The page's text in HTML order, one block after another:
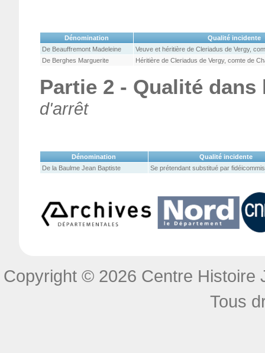
Dénomination
Qualité incidente
De Beauffremont Madeleine
Veuve et héritière de Cleriadus de Vergy,
De Berghes Marguerite
Héritière de Cleriadus de Vergy, comte de
Partie 2 - Qualité
d'arrêt
Dénomination
Qualité incidente
De la Baulme Jean Baptiste
Se prétendant substitué par fidéicommis
Copyright © 2026 Centre Histoire
Tous